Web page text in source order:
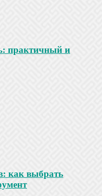
практичный и
как выбрать